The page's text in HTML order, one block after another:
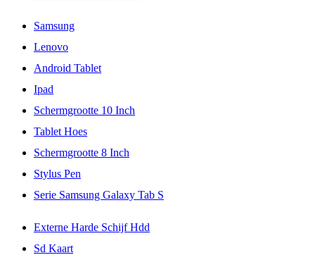
Samsung
Lenovo
Android Tablet
Ipad
Schermgrootte 10 Inch
Tablet Hoes
Schermgrootte 8 Inch
Stylus Pen
Serie Samsung Galaxy Tab S
Externe Harde Schijf Hdd
Sd Kaart